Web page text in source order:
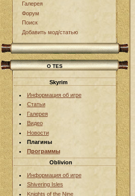
Галерея
Форум
Поиск
Добавить мод/статью
О TES
Skyrim
Информация об игре
Статьи
Галерея
Видео
Новости
Плагины
Программы
Oblivion
Информация об игре
Shivering Isles
Knights of the Nine